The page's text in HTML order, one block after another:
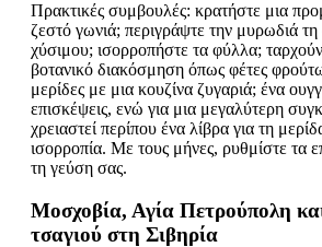
Πρακτικές συμβουλές: κρατήστε μια
ζεστό γωνιά; περιγράψτε την μυρωδιά τη
χύσιμου; ισορροπήστε τα φύλλα;
βοτανικό διακόσμηση όπως φέτες
μερίδες με μια κουζίνα ζυγαριά; ένα
επισκέψεις, ενώ για μια μεγαλύτερη
χρειαστεί περίπου ένα λίβρα για τη
ισορροπία. Με τους μήνες, ρυθμίστε τα
τη γεύση σας.
Μοσχοβία, Αγία Πετρούπολη
τσαγιού στη Σιβηρία